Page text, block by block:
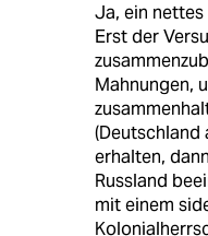
Ja, ein
Erst der
Mahnungen,
(Deutschland
erhalten,
Russland
mit einem